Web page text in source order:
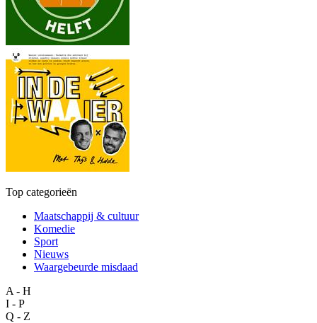
Top categorieën
Maatschappij & cultuur
Komedie
Sport
Nieuws
Waargebeurde misdaad
A - H
I - P
Q - Z